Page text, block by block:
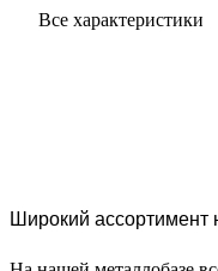
Все характеристики
Широкий ассортимент